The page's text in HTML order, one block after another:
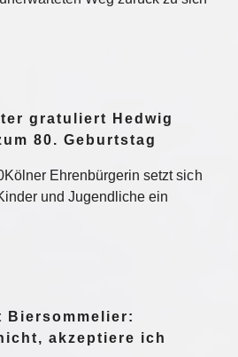
gratuliert Hedwig
80. Geburtstag
Ehrenbürgerin setzt sich
und Jugendliche ein
Biersommelier:
akzeptiere ich